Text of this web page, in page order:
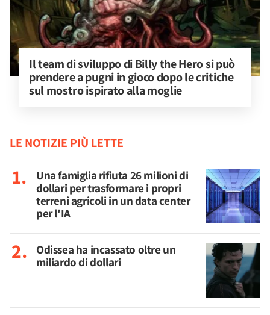
Il team di sviluppo di Billy the Hero si può
prendere a pugni in gioco dopo le critiche
sul mostro ispirato alla moglie
LE NOTIZIE PIÙ LETTE
Una famiglia rifiuta 26 milioni di
dollari per trasformare i propri
terreni agricoli in un data center
per l'IA
Odissea ha incassato oltre un
miliardo di dollari